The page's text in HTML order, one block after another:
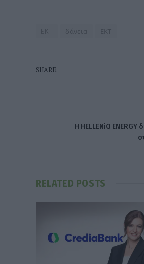
δάνεια ΕΚΤ
SHARE.
H HELLENiQ ENERGY
RELATED POSTS